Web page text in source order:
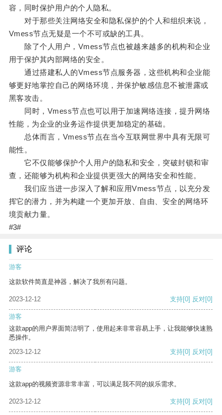
容，同时保护用户的个人隐私。
对于那些关注网络安全和隐私保护的个人和组织来说，
Vmess节点无疑是一个不可或缺的工具。
除了个人用户，Vmess节点也被越来越多的机构和企业
用于保护其内部网络的安全。
通过搭建私人的Vmess节点服务器，这些机构和企业能
够更好地掌控自己的网络环境，并保护敏感信息不被泄露或
黑客攻击。
同时，Vmess节点也可以用于加速网络连接，提升网络
性能，为企业的业务运作提供更加稳定的基础。
总体而言，Vmess节点在当今互联网世界中具有无限可
能性。
它不仅能够保护个人用户的隐私和安全，突破封锁和审
查，还能够为机构和企业提供更强大的网络安全和性能。
我们应当进一步深入了解和应用Vmess节点，以充分发
挥它的潜力，并为构建一个更加开放、自由、安全的网络环
境贡献力量。
#3#
评论
游客
这款软件简直是神器，解决了我所有问题。
2023-12-12 支持[0] 反对[0]
游客
这款app的用户界面简洁明了，使用起来非常容易上手，让我能够快速熟
悉操作。
2023-12-12
支持[0] 反对[0]
游客
这款app的视频资源非常丰富，可以满足我不同的娱乐需求。
2023-12-12 支持[0] 反对[0]